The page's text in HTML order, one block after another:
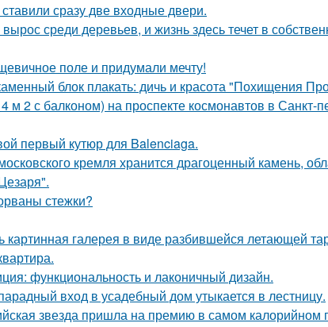
сразу две входные двери.
среди деревьев, и жизнь здесь течет в
поле и придумали мечту!
блок плакать: дичь и красота "Похищения
м 2 с балконом) на проспекте космонавтов в Санкт-
первый кутюр для Balenciaga.
кремля хранится драгоценный камень,
стежки?
картинная галерея в виде разбившейся летающей
функциональность и лаконичный дизайн.
вход в усадебный дом утыкается в лестницу.
звезда пришла на премию в самом калорийном